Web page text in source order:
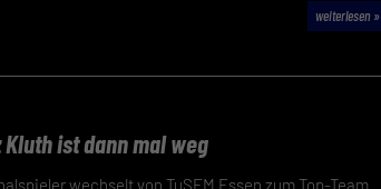
weiterlesen »
ist dann mal weg
wechselt von TuSEM Essen zum Top-Team